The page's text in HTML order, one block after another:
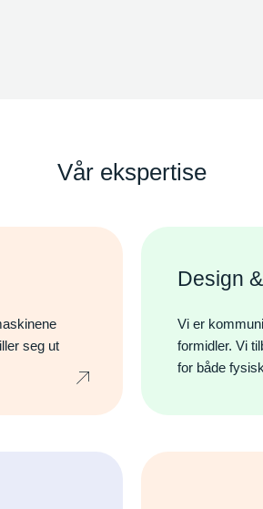
Vår ekspertise
seg ut
Design
Vi er
formidler. Vi
for både